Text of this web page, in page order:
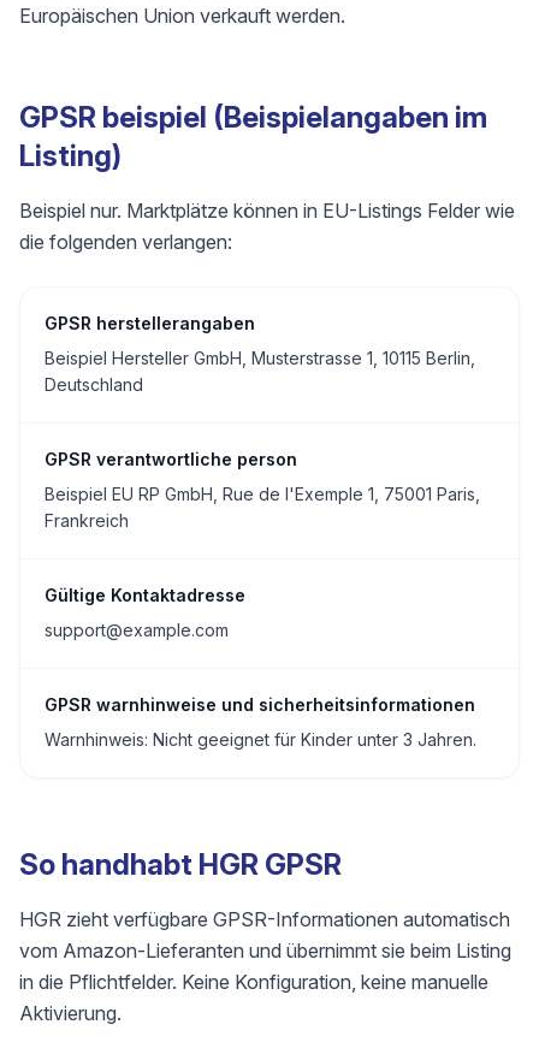
Europäischen Union verkauft werden.
GPSR beispiel (Beispielangaben im
Listing)
Beispiel nur. Marktplätze können in EU-Listings Felder wie
die folgenden verlangen:
GPSR herstellerangaben
Beispiel Hersteller GmbH, Musterstrasse 1, 10115 Berlin,
Deutschland
GPSR verantwortliche person
Beispiel EU RP GmbH, Rue de l'Exemple 1, 75001 Paris,
Frankreich
Gültige Kontaktadresse
support@example.com
GPSR warnhinweise und sicherheitsinformationen
Warnhinweis: Nicht geeignet für Kinder unter 3 Jahren.
So handhabt HGR GPSR
HGR zieht verfügbare GPSR-Informationen automatisch
vom Amazon-Lieferanten und übernimmt sie beim Listing
in die Pflichtfelder. Keine Konfiguration, keine manuelle
Aktivierung.